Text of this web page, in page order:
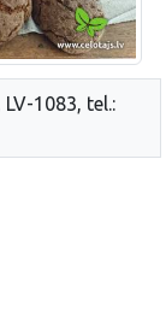
1083, tel.: